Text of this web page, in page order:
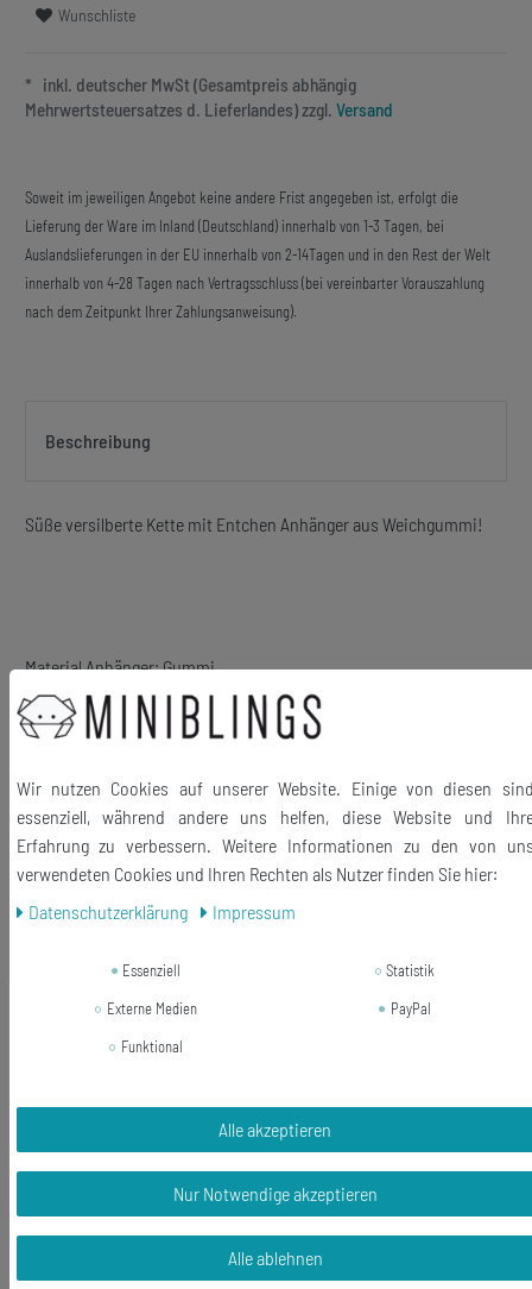
Wunschliste
* inkl. deutscher MwSt (Gesamtpreis abhängig
Mehrwertsteuersatzes d. Lieferlandes) zzgl. Versand
Soweit im jeweiligen Angebot keine andere Frist angegeben ist, erfolgt die
Lieferung der Ware im Inland (Deutschland) innerhalb von 1-3 Tagen, bei
Auslandslieferungen in der EU innerhalb von 2-14Tagen und in den Rest der Welt
innerhalb von 4-28 Tagen nach Vertragsschluss (bei vereinbarter Vorauszahlung
nach dem Zeitpunkt Ihrer Zahlungsanweisung).
Beschreibung
Süße versilberte Kette mit Entchen Anhänger aus Weichgummi!
Material Anhänger: Gummi
Material Kette: Metall, versilbert
Größe des Anhängers: 19mm
Lieferumfang: 1 Halskette
Ente Charm Miniblings Zipper Pull
Quieteentchen Entchen
10,79 € *
In den Warenkorb
*inkl. ges. MwSt.zzgl.Versandkosten
Wir nutzen Cookies auf unserer Website. Einige von diesen
essenziell, während andere uns helfen, diese Website und
Erfahrung zu verbessern. Weitere Informationen zu den von
verwendeten Cookies und Ihren Rechten als Nutzer finden Sie hier:
Daten­schutz­erklärung
Impressum
Essenziell
Statistik
Externe Medien
PayPal
Funktional
Alle akzeptieren
Nur Notwendige akzeptieren
Alle ablehnen